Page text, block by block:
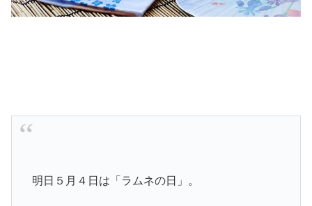
明日５月４日は「ラムネの日」。